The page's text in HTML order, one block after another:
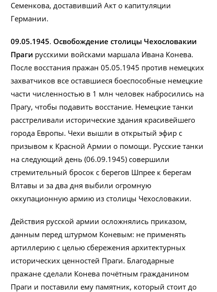
Семенкова, доставивший Акт о капитуляции
Германии.
09.05.1945.Освобождение столицы Чехословакии
Праги русскими войсками маршала Ивана Конева.
После восстания пражан 05.05.1945 против немецких
захватчиков все оставшиеся боеспособные немецкие
части численностью в 1 млн человек набросились на
Прагу, чтобы подавить восстание. Немецкие танки
расстреливали исторические здания красивейшего
города Европы. Чехи вышли в открытый эфир с
призывом к Красной Армии о помощи. Русские танки
на следующий день (06.09.1945) совершили
стремительный бросок с берегов Шпрее к берегам
Влтавы и за два дня выбили огромную
оккупационную армию из столицы Чехословакии.
Действия русской армии осложнялись приказом,
данным перед штурмом Коневым: не применять
артиллерию с целью сбережения архитектурных
исторических ценностей Праги. Благодарные
пражане сделали Конева почётным гражданином
Праги и поставили ему памятник, который стоит до